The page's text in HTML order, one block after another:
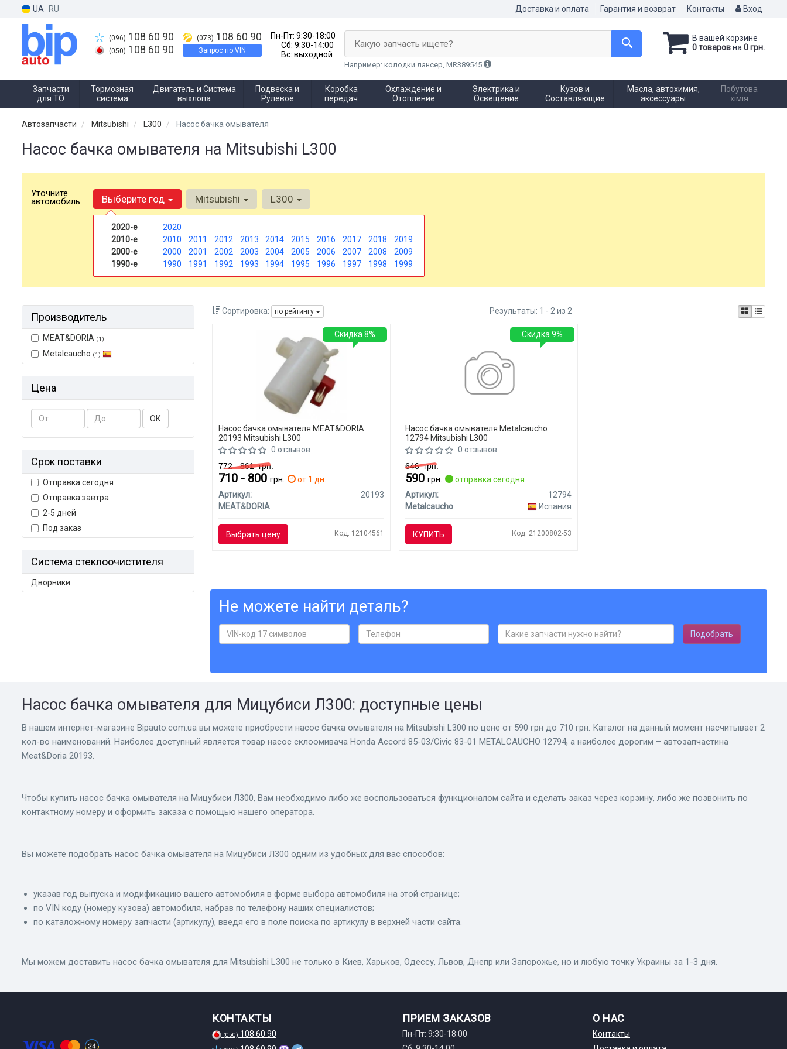
UA RU Доставка и оплата Гарантия и возврат Контакты Вход
(096) 108 60 90
(050) 108 60 90
(073) 108 60 90
Запрос по VIN
Пн-Пт: 9:30-18:00
Сб: 9:30-14:00
Вс: выходной
В вашей корзине
0 товаровна 0 грн.
Какую запчасть ищете?
Например: колодки лансер, MR389545
Запчасти
для ТО
Тормозная
система
Двигатель и Система
выхлопа
Подвеска и
Рулевое
Коробка
передач
Охлаждение и
Отопление
Электрика и
Освещение
Кузов и
Составляющие
Масла, автохимия,
аксессуары
Побутова
хімія
Автозапчасти Mitsubishi L300 Насос бачка омывателя
Насос бачка омывателя на Mitsubishi L300
Уточните
автомобиль: Выберите год
2020-е
2020
2010-е
2010 2011 2012 2013 2014 2015 2016 2017 2018
2019
2000-е
2000 2001 2002 2003 2004 2005 2006 2007 2008
2009
1990-е
1990 1991 1992 1993 1994 1995 1996 1997 1998 1999
Mitsubishi L300
Производитель
MEAT&DORIA (1)
Metalcaucho (1)
Цена
ОК
Срок поставки
Отправка сегодня
Отправка завтра
2-5 дней
Под заказ
Система стеклоочистителя
Дворники
Сортировка: по рейтингу Результаты: 1 - 2 из 2
Насос бачка омывателя MEAT&DORIA
20193 Mitsubishi L300
0 отзывов
772 - 861грн.
710 - 800 грн.
от 1 дн.
Артикул:
20193
MEAT&DORIA
Выбрать цену Код: 12104561
Скидка 8%
Насос бачка омывателя Metalcaucho
12794 Mitsubishi L300
0 отзывов
646грн.
590грн.
отправка сегодня
Артикул:
12794
Metalcaucho
Испания
КУПИТЬ Код: 21200802-53
Скидка 9%
Не можете найти деталь?
Подобрать
Насос бачка омывателя для Мицубиси Л300: доступные цены
В нашем интернет-магазине Bіpauto.com.ua вы можете приобрести насос бачка омывателя на Mitsubishi L300 по цене от 590 грн до 710 грн. Каталог на данный момент насчитывает 2
кол-во наименований. Наиболее доступный является товар насос склоомивача Honda Accord 85-03/Civic 83-01 METALCAUCHO 12794, а наиболее дорогим – автозапчастина
Meat&Doria 20193.
Чтобы купить насос бачка омывателя на Мицубиси Л300, Вам необходимо либо же воспользоваться функционалом сайта и сделать заказ через корзину, либо же позвонить по
контактному номеру и оформить заказа с помощью нашего оператора.
Вы можете подобрать насос бачка омывателя на Мицубиси Л300 одним из удобных для вас способов:
указав год выпуска и модификацию вашего автомобиля в форме выбора автомобиля на этой странице;
по VIN коду (номеру кузова) автомобиля, набрав по телефону наших специалистов;
по каталожному номеру запчасти (артикулу), введя его в поле поиска по артикулу в верхней части сайта.
Мы можем доставить насос бачка омывателя для Mitsubishi L300 не только в Киев, Харьков, Одессу, Львов, Днепр или Запорожье, но и любую точку Украины за 1-3 дня.
КОНТАКТЫ
(050) 108 60 90
ПРИЕМ ЗАКАЗОВ
Пн-Пт: 9:30-18:00
О НАС
Контакты